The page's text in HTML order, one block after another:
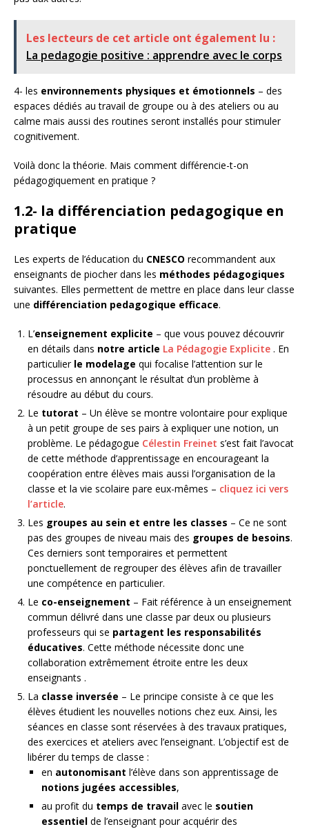
Les lecteurs de cet article ont également lu :
La pedagogie positive : apprendre avec le corps
4- les environnements physiques et émotionnels – des
espaces dédiés au travail de groupe ou à des ateliers ou au
calme mais aussi des routines seront installés pour stimuler
cognitivement.
Voilà donc la théorie. Mais comment différencie-t-on
pédagogiquement en pratique ?
1.2- la différenciation pedagogique en
pratique
Les experts de l’éducation du CNESCO recommandent aux
enseignants de piocher dans les méthodes pédagogiques
suivantes. Elles permettent de mettre en place dans leur classe
une différenciation pedagogique efficace.
L’enseignement explicite – que vous pouvez découvrir
en détails dans notre article La Pédagogie Explicite . En
particulier le modelage qui focalise l’attention sur le
processus en annonçant le résultat d’un problème à
résoudre au début du cours.
Le tutorat – Un élève se montre volontaire pour explique
à un petit groupe de ses pairs à expliquer une notion, un
problème. Le pédagogue Célestin Freinet s’est fait l’avocat
de cette méthode d’apprentissage en encourageant la
coopération entre élèves mais aussi l’organisation de la
classe et la vie scolaire pare eux-mêmes – cliquez ici vers
l’article.
Les groupes au sein et entre les classes – Ce ne sont
pas des groupes de niveau mais des groupes de besoins.
Ces derniers sont temporaires et permettent
ponctuellement de regrouper des élèves afin de travailler
une compétence en particulier.
Le co-enseignement – Fait référence à un enseignement
commun délivré dans une classe par deux ou plusieurs
professeurs qui se partagent les responsabilités
éducatives. Cette méthode nécessite donc une
collaboration extrêmement étroite entre les deux
enseignants .
La classe inversée – Le principe consiste à ce que les
élèves étudient les nouvelles notions chez eux. Ainsi, les
séances en classe sont réservées à des travaux pratiques,
des exercices et ateliers avec l’enseignant. L’objectif est de
libérer du temps de classe :
en autonomisant l’élève dans son apprentissage de
notions jugées accessibles,
au profit du temps de travail avec le soutien
essentiel de l’enseignant pour acquérir des